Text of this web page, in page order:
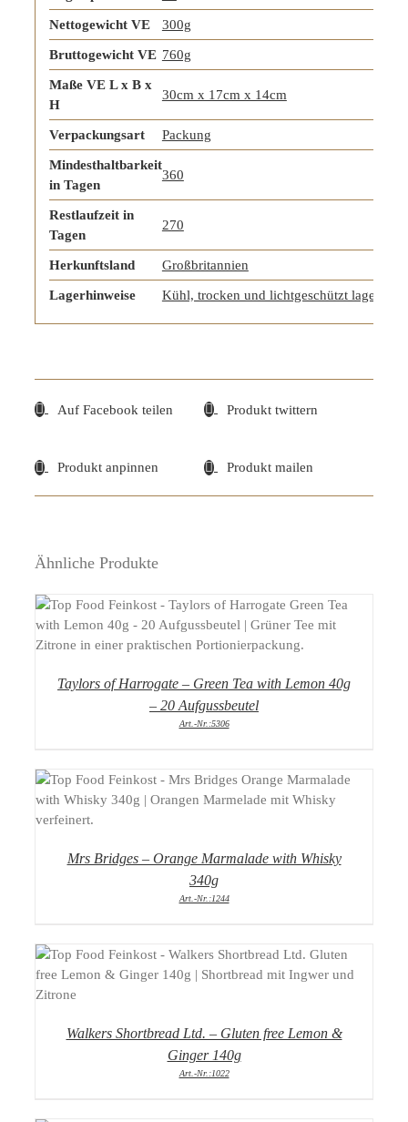
Nettogewicht VE 300g
Bruttogewicht VE 760g
Maße VE L x B x
H
30cm x 17cm x 14cm
Verpackungsart Packung
Mindesthaltbarkeit
in Tagen
360
Restlaufzeit in
Tagen
270
Herkunftsland Großbritannien
Lagerhinweise Kühl, trocken und lichtgeschützt lagern
Auf Facebook teilen Produkt twittern
Produkt anpinnen Produkt mailen
Ähnliche Produkte
DETAILS
Taylors of Harrogate – Green Tea with Lemon 40g
– 20 Aufgussbeutel
Art.-Nr.:5306
DETAILS
Mrs Bridges – Orange Marmalade with Whisky
340g
Art.-Nr.:1244
DETAILS
Walkers Shortbread Ltd. – Gluten free Lemon &
Ginger 140g
Art.-Nr.:1022